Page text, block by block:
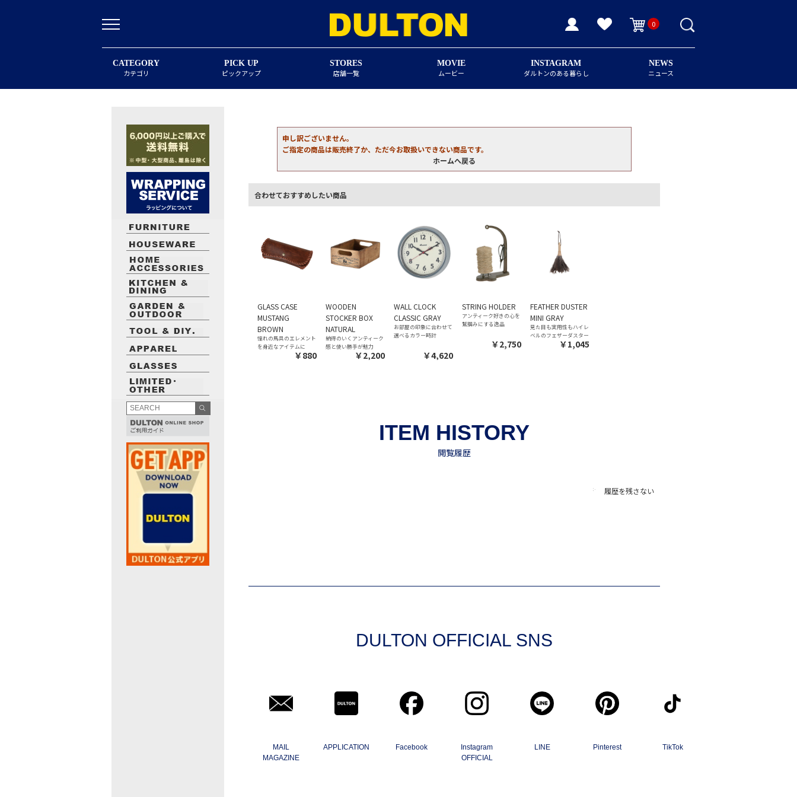
0
CATEGORY
カテゴリ
PICK UP
ピックアップ
STORES
店舗一覧
MOVIE
ムービー
INSTAGRAM
ダルトンのある暮らし
NEWS
ニュース
申し訳ございません。
ご指定の商品は販売終了か、ただ今お取扱いできない商品です。
ホームへ戻る
合わせておすすめしたい商品
GLASS CASE
MUSTANG
BROWN
憧れの馬具のエレメント
を身近なアイテムに
￥880
WOODEN
STOCKER BOX
NATURAL
納得のいくアンティーク
感と使い勝手が魅力
￥2,200
WALL CLOCK
CLASSIC GRAY
お部屋の印象に合わせて
選べるカラー時計
￥4,620
STRING HOLDER
アンティーク好きの心を
鷲掴みにする逸品
￥2,750
FEATHER DUSTER
MINI GRAY
見た目も実用性もハイレ
ベルのフェザーダスター
￥1,045
履歴を残さない
DULTON OFFICIAL SNS
MAIL
MAGAZINE
APPLICATION Facebook
Instagram
OFFICIAL
LINE Pinterest TikTok